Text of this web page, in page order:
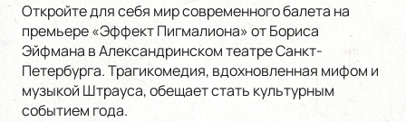
Откройте для себя мир современного балета на
премьере «Эффект Пигмалиона» от Бориса
Эйфмана в Александринском театре Санкт-
Петербурга. Трагикомедия, вдохновленная мифом и
музыкой Штрауса, обещает стать культурным
событием года.